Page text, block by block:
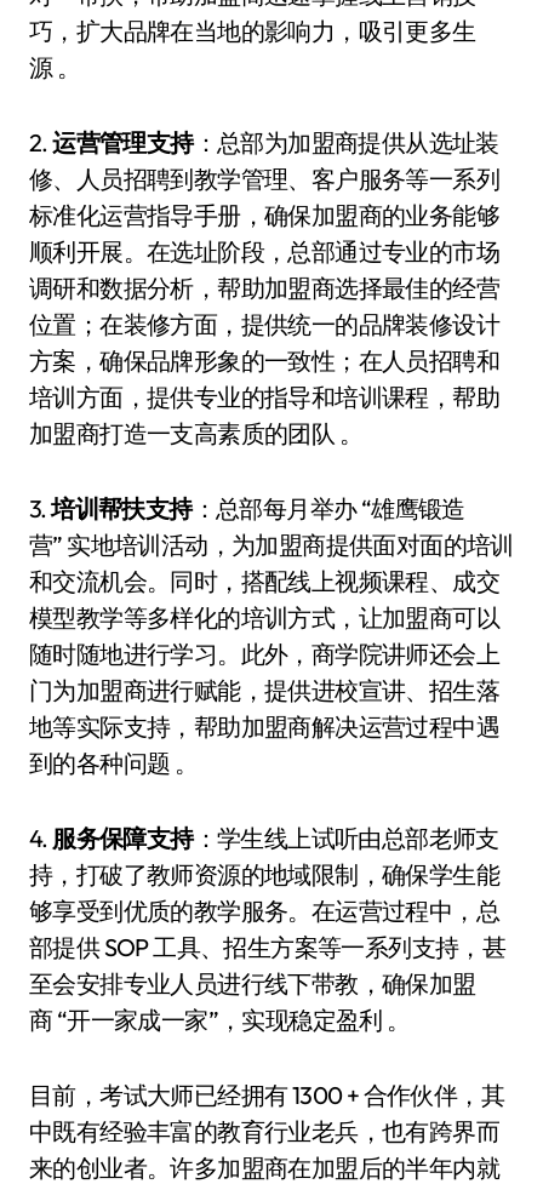
巧，扩大品牌在当地的影响力，吸引更多生
源 。
2.运营管理支持：总部为加盟商提供从选址装
修、人员招聘到教学管理、客户服务等一系列
标准化运营指导手册，确保加盟商的业务能够
顺利开展。在选址阶段，总部通过专业的市场
调研和数据分析，帮助加盟商选择最佳的经营
位置；在装修方面，提供统一的品牌装修设计
方案，确保品牌形象的一致性；在人员招聘和
培训方面，提供专业的指导和培训课程，帮助
加盟商打造一支高素质的团队 。
3.培训帮扶支持：总部每月举办 “雄鹰锻造
营” 实地培训活动，为加盟商提供面对面的培训
和交流机会。同时，搭配线上视频课程、成交
模型教学等多样化的培训方式，让加盟商可以
随时随地进行学习。此外，商学院讲师还会上
门为加盟商进行赋能，提供进校宣讲、招生落
地等实际支持，帮助加盟商解决运营过程中遇
到的各种问题 。
4. 服务保障支持：学生线上试听由总部老师支
持，打破了教师资源的地域限制，确保学生能
够享受到优质的教学服务。在运营过程中，总
部提供 SOP 工具、招生方案等一系列支持，甚
至会安排专业人员进行线下带教，确保加盟
商 “开一家成一家”，实现稳定盈利 。
目前，考试大师已经拥有 1300 + 合作伙伴，其
中既有经验丰富的教育行业老兵，也有跨界而
来的创业者。许多加盟商在加盟后的半年内就